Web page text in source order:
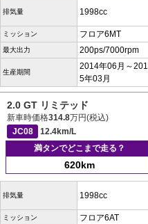
排気量 1998cc
ミッション フロア6MT
最大出力 200ps/7000rpm
生産期間
2014年06月～201
5年03月
2.0 GT リミテッド
新車時価格314.8万円(税込)
JC08
12.4km/L
満タンでどこまで走る？
620km
排気量 1998cc
ミッション フロア6AT